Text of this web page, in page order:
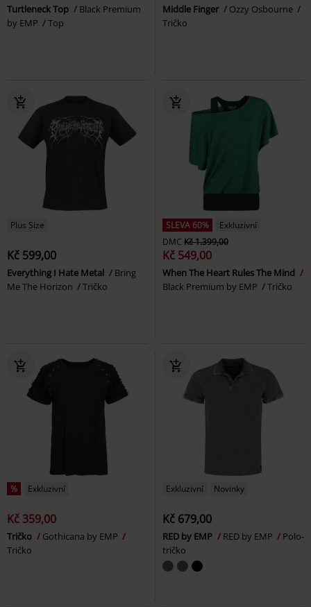
Turtleneck Top
Black Premium
by EMP
Top
Middle Finger
Ozzy Osbourne
Tričko
Plus Size
Kč 599,00
Everything I Hate Metal
Bring
Me The Horizon
Tričko
SLEVA 60%
Exkluzivní
DMC Kč 1.399,00
Kč 549,00
When The Heart Rules The Mind
Black Premium by EMP
Tričko
% Exkluzivní
Kč 359,00
Tričko
Gothicana by EMP
Tričko
Exkluzivní Novinky
Kč 679,00
RED by EMP RED by EMP
Polo-
tričko